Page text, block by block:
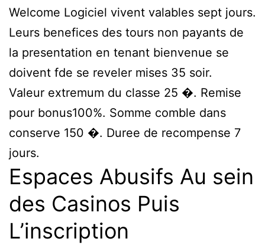
Welcome Logiciel vivent valables sept jours.
Leurs benefices des tours non payants de
la presentation en tenant bienvenue se
doivent fde se reveler mises 35 soir.
Valeur extremum du classe 25 �. Remise
pour bonus100%. Somme comble dans
conserve 150 �. Duree de recompense 7
jours.
Espaces Abusifs Au sein
des Casinos Puis
L’inscription